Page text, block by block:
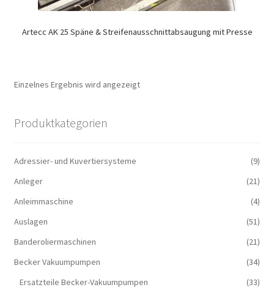
Artecc AK 25 Späne & Streifenausschnittabsaugung mit Presse
Einzelnes Ergebnis wird angezeigt
Produktkategorien
Adressier- und Kuvertiersysteme
(9)
Anleger
(21)
Anleimmaschine
(4)
Auslagen
(51)
Banderoliermaschinen
(21)
Becker Vakuumpumpen
(34)
Ersatzteile Becker-Vakuumpumpen
(33)